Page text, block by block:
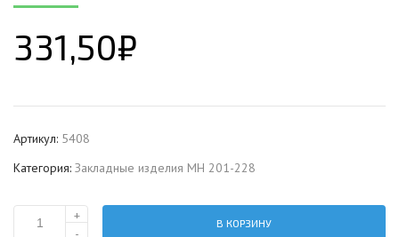
331,50₽
Артикул: 5408
Категория: Закладные изделия МН 201-228
Количество
+
-
В КОРЗИНУ